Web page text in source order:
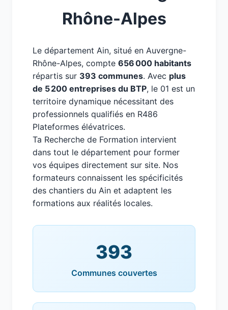
Rhône-Alpes
Le département Ain, situé en Auvergne-
Rhône-Alpes, compte 656 000 habitants
répartis sur 393 communes. Avec plus
de 5 200 entreprises du BTP, le 01 est un
territoire dynamique nécessitant des
professionnels qualifiés en R486
Plateformes élévatrices.
Ta Recherche de Formation intervient
dans tout le département pour former
vos équipes directement sur site. Nos
formateurs connaissent les spécificités
des chantiers du Ain et adaptent les
formations aux réalités locales.
393
Communes couvertes